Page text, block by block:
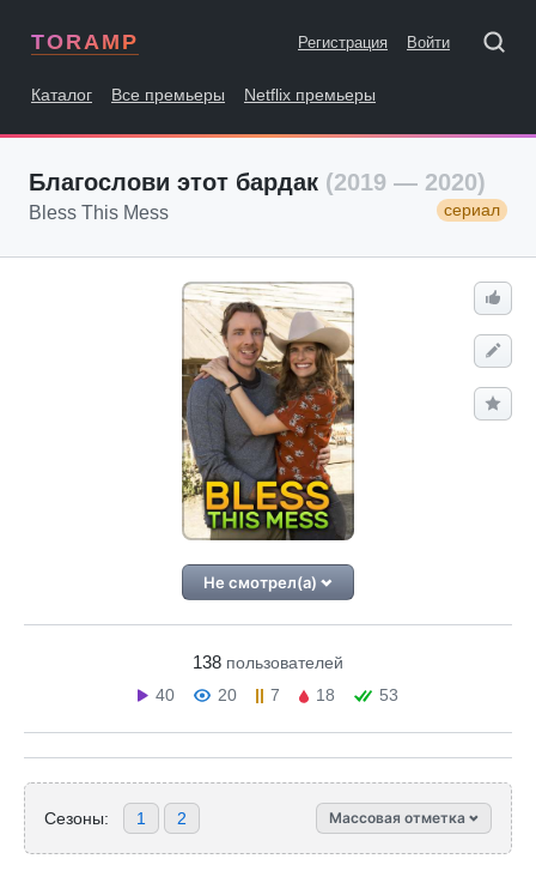
TORAMP Регистрация Войти
Каталог Все премьеры Netflix премьеры
Благослови этот бардак (2019 — 2020)
сериал
Bless This Mess
Не смотрел(а)
138 пользователей
40
20 7 18 53
Сезоны: 1 2 Массовая отметка